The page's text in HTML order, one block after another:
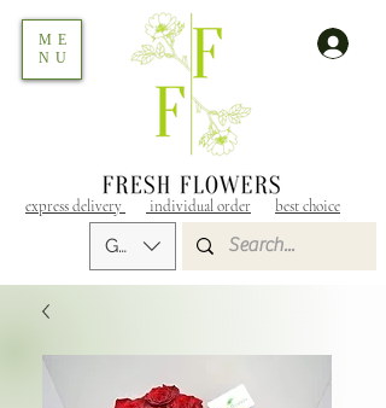
GEL (GEL)
express delivery individual order best choice
ME
NU